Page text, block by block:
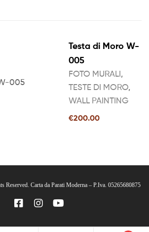
Testa di Moro W-
005
FOTO MURALI,
TESTE DI MORO,
WALL PAINTING
€200.00
Reserved. Carta da Parati Moderna – P.Iva. 05265680875